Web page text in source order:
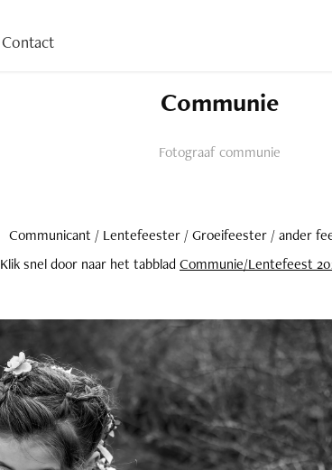
Contact
Communie
Fotograaf communie
Communicant / Lentefeester / Groeifeester / ander
Klik snel door naar het tabblad Communie/Lentefeest